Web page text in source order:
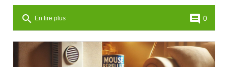
search En lire plus comment 0